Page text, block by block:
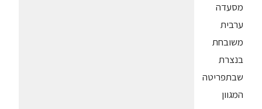
מסעדה
ערבית
משובחת
בנצרת
שבתפריטה
המגוון